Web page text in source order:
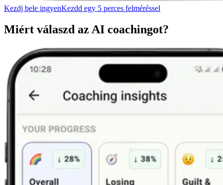
Kezdj bele ingyenKezdd egy 5 perces felméréssel
Miért válaszd az AI coachingot?